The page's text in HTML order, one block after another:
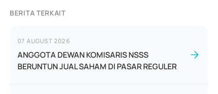
BERITA TERKAIT
07 AUGUST 2026
ANGGOTA DEWAN KOMISARIS NSSS
BERUNTUN JUAL SAHAM DI PASAR REGULER